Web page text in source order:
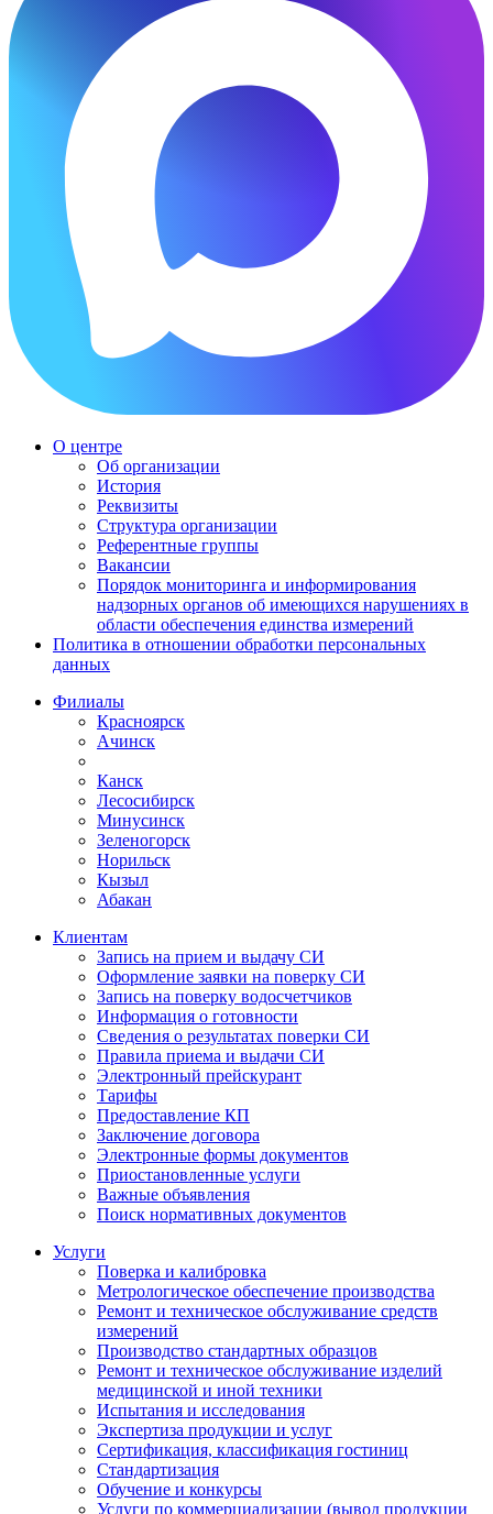
О центре
Об организации
История
Реквизиты
Структура организации
Референтные группы
Вакансии
Порядок мониторинга и информирования
надзорных органов об имеющихся нарушениях в
области обеспечения единства измерений
Политика в отношении обработки персональных
данных
Филиалы
Красноярск
Ачинск
Канск
Лесосибирск
Минусинск
Зеленогорск
Норильск
Кызыл
Абакан
Клиентам
Запись на прием и выдачу СИ
Оформление заявки на поверку СИ
Запись на поверку водосчетчиков
Информация о готовности
Сведения о результатах поверки СИ
Правила приема и выдачи СИ
Электронный прейскурант
Тарифы
Предоставление КП
Заключение договора
Электронные формы документов
Приостановленные услуги
Важные объявления
Поиск нормативных документов
Услуги
Поверка и калибровка
Метрологическое обеспечение производства
Ремонт и техническое обслуживание средств
измерений
Производство стандартных образцов
Ремонт и техническое обслуживание изделий
медицинской и иной техники
Испытания и исследования
Экспертиза продукции и услуг
Сертификация, классификация гостиниц
Стандартизация
Обучение и конкурсы
Услуги по коммерциализации (вывод продукции